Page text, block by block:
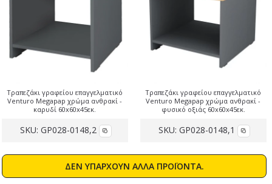
SKU: GP028-0148,2
Τραπεζάκι γραφείου επαγγελματικό
Venturo Megapap χρώμα ανθρακί -
καρυδί 60x60x45εκ.
SKU: GP028-0148,1
Τραπεζάκι γραφείου επαγγελματικό
Venturo Megapap χρώμα ανθρακί -
φυσικό οξιάς 60x60x45εκ.
ΔΕΝ ΥΠΑΡΧΟΥΝ ΑΛΛΑ ΠΡΟΪΟΝΤΑ.